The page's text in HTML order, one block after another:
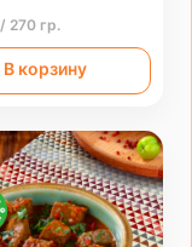
/ 270 гр.
В корзину